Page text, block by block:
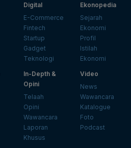
Digital
E-Commerce
Fintech
Startup
Gadget
Teknologi
Ekonopedia
Sejarah
Ekonomi
Profil
Istilah
Ekonomi
In-Depth &
Opini
Telaah
Opini
Wawancara
Laporan
Khusus
Video
News
Wawancara
Katalogue
Foto
Podcast